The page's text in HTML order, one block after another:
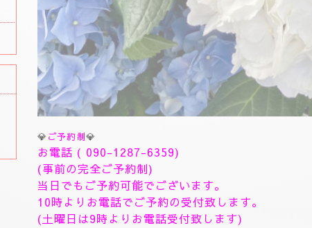
💎 ご予約制💎
お電話 ( 090-1287-6359)
(事前の完全ご予約制)
当日でもご予約可能でございます。
10時よりお電話でご予約の受付致します。
(土曜日は9時よりお電話受付致します)